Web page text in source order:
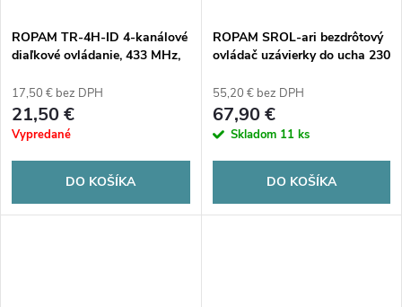
o
v
v
ROPAM TR-4H-ID 4-kanálové
diaľkové ovládanie, 433 MHz,
nálepka ID diaľkového
ovládania, 27A batéria, odolné
proti striekajúcej vode.
17,50 € bez DPH
21,50 €
Vypredané
DO KOŠÍKA
ROPAM SROL-ari bezdrôtový
ovládač uzávierky do ucha 230
uzávierky v aplikácii a na
dotykovom paneli (-IP-64).
55,20 € bez DPH
67,90 €
Skladom 11 ks
DO KOŠÍKA